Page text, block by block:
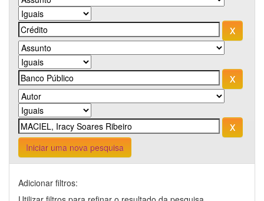
Iniciar uma nova pesquisa
Adicionar filtros: